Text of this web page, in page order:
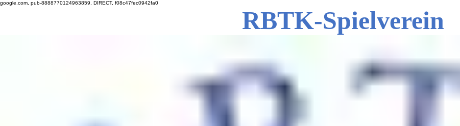
google.com, pub-8888770124963859, DIRECT, f08c47fec0942fa0
RBTK-Spielverein